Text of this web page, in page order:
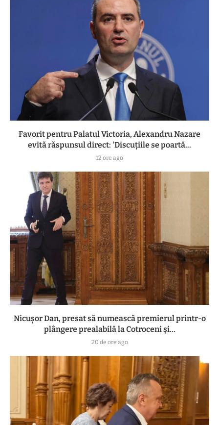
Favorit pentru Palatul Victoria, Alexandru Nazare
evită răspunsul direct: 'Discuțiile se poartă...
12 ore ago
Nicușor Dan, presat să numească premierul printr-o
plângere prealabilă la Cotroceni și...
20 de ore ago